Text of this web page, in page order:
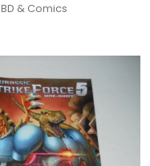
BD & Comics